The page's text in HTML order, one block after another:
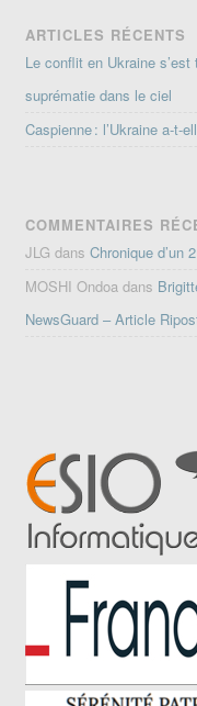
ARTICLES RÉCENTS
Le conflit en Ukraine
suprématie dans le ciel
Caspienne : l’Ukraine a-t-
COMMENTAIRES
JLG dansChronique d’un
MOSHI Ondoa dans
NewsGuard – Article